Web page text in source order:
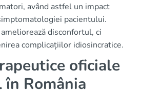
având astfel un impact
pacientului.
disconfortul, ci
complicațiilor idiosincratice.
oficiale
România